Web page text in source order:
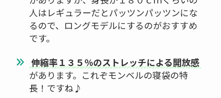
人はレギュラーだとパッツンパッツンにな
るので、ロングモデルにするのがおすすめ
です。
伸縮率１３５％のストレッチによる開放感
があります。これぞモンベルの寝袋の特
長！ですね♪